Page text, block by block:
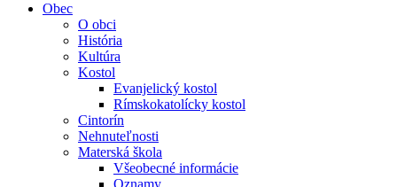
Obec
O obci
História
Kultúra
Kostol
Evanjelický kostol
Rímskokatolícky kostol
Cintorín
Nehnuteľnosti
Materská škola
Všeobecné informácie
Oznamy